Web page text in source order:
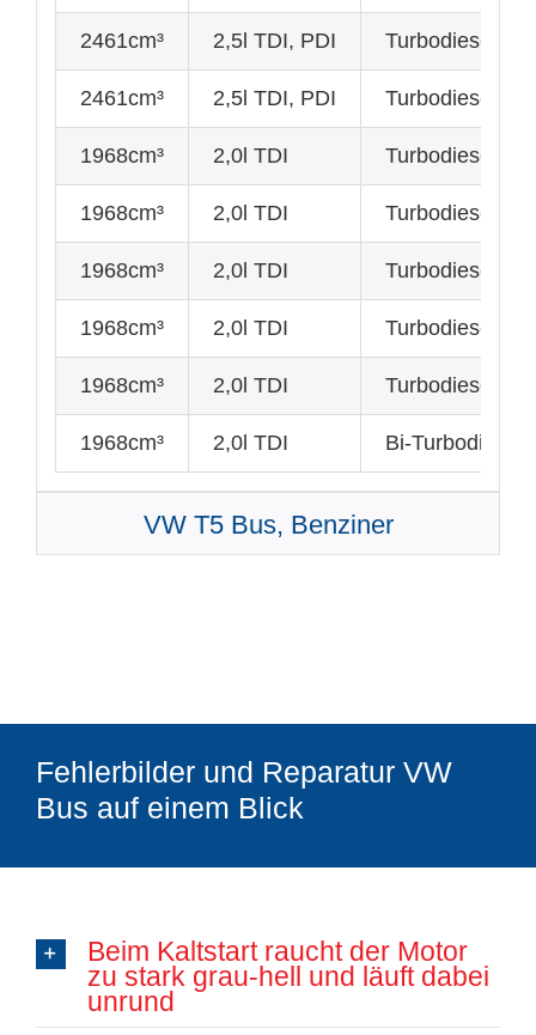
2461cm³ 2,5l TDI, PDI Turbodiesel
2461cm³ 2,5l TDI, PDI Turbodiesel
1968cm³ 2,0l TDI Turbodiesel
1968cm³ 2,0l TDI Turbodiesel
1968cm³ 2,0l TDI Turbodiesel
1968cm³ 2,0l TDI Turbodiesel
1968cm³ 2,0l TDI Turbodiesel
1968cm³ 2,0l TDI Bi-Turbodiesel
VW T5 Bus, Benziner
Fehlerbilder und Reparatur VW
Bus auf einem Blick
Beim Kaltstart raucht der Motor
zu stark grau-hell und läuft dabei
unrund